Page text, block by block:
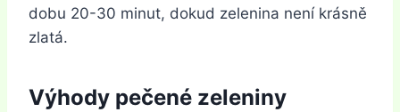
dobu 20-30 minut, dokud zelenina není krásně
zlatá.
Výhody pečené zeleniny